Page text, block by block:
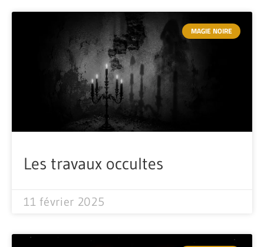
MAGIE NOIRE
Les travaux occultes
11 février 2025